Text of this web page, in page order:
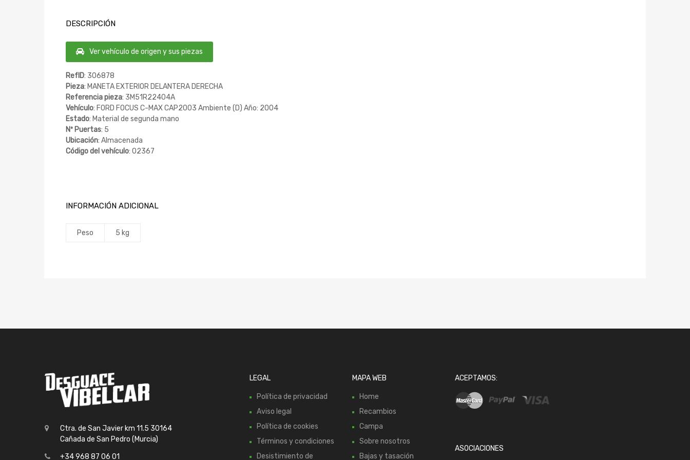
DESCRIPCIÓN
Ver vehículo de origen y sus piezas
RefID: 306878
Pieza: MANETA EXTERIOR DELANTERA DERECHA
Referencia pieza: 3M51R22404A
Vehículo: FORD FOCUS C-MAX CAP2003 Ambiente (D) Año: 2004
Estado: Material de segunda mano
Nº Puertas: 5
Ubicación: Almacenada
Código del vehículo: 02367
INFORMACIÓN ADICIONAL
Peso 5 kg
Ctra. de San Javier km 11.5 30164
Cañada de San Pedro (Murcia)
+34 968 87 06 01
LEGAL
Política de privacidad
Aviso legal
Política de cookies
Términos y condiciones
Desistimiento de
MAPA WEB
Home
Recambios
Campa
Sobre nosotros
Bajas y tasación
ACEPTAMOS:
ASOCIACIONES